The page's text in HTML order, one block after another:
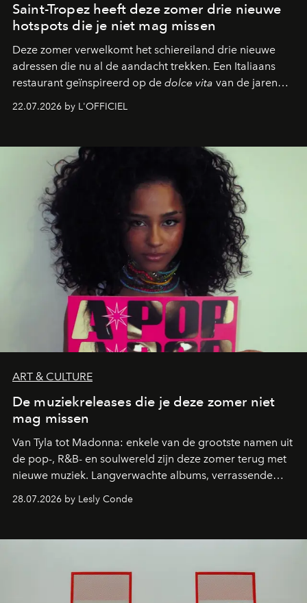
Saint-Tropez heeft deze zomer drie nieuwe
hotspots die je niet mag missen
Deze zomer verwelkomt het schiereiland drie nieuwe
adressen die nu al de aandacht trekken. Een Italiaans
restaurant geïnspireerd op de dolce vita van de jaren
zestig, een Japanse hotspot die na zonsondergang
verandert in een bruisende ontmoetingsplek en de
neerstrijkt in Saint-Tropez. Dit zijn de nieuwe adressen
die deze zomer de toon zetten, van lange lunches tot
zwoele nachten.
22.07.2026 by L'OFFICIEL
ART & CULTURE
De muziekreleases die je deze zomer niet
mag missen
Van Tyla tot Madonna: enkele van de grootste namen uit
de pop-, R&B- en soulwereld zijn deze zomer terug met
nieuwe muziek. Langverwachte albums, verrassende
comebacks en veelbelovende nieuwe projecten: dit zijn
de releases die je niet mag missen.
28.07.2026 by Lesly Conde